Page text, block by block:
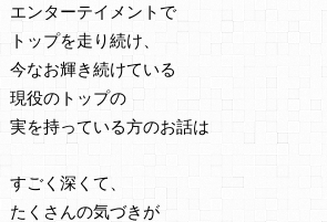
エンターテイメントで
トップを走り続け、
今なお輝き続けている
現役のトップの
実を持っている方のお話は
すごく深くて、
たくさんの気づきが